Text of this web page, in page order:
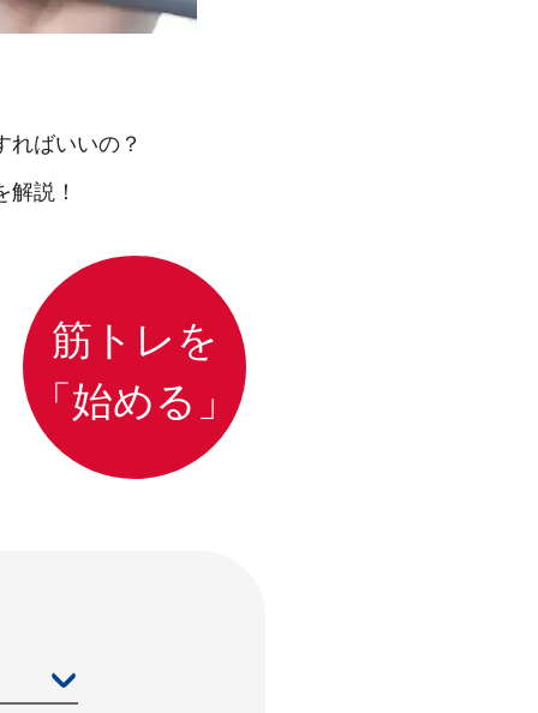
ばいいの？
説！
筋トレを
「始める」